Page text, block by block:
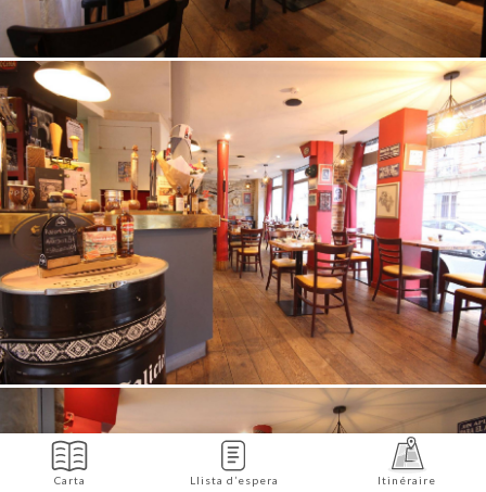
Carta Llista d’espera Itinéraire